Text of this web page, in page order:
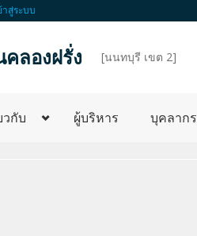
าสู่ระบบ
คลองฝรั่ง [นนทบุรี เขต 2]
วกับ ผู้บริหาร บุคลากร